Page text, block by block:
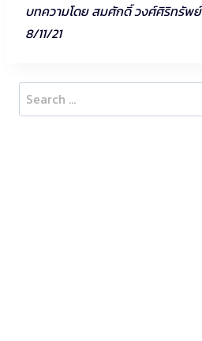
บทความโดย สมศักดิ์ วงศ์ศิริทรัพย์
8/11/21
Search
for: